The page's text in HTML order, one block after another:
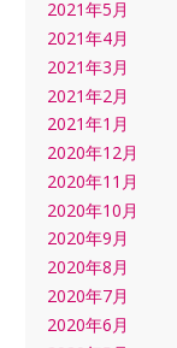
2021年5月
2021年4月
2021年3月
2021年2月
2021年1月
2020年12月
2020年11月
2020年10月
2020年9月
2020年8月
2020年7月
2020年6月